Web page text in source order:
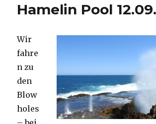
Hamelin Pool
Wir
fahre
n zu
den
Blow
holes